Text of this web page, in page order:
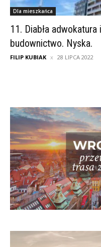
Dla mieszkańca
11. Diabła
budownictwo. Nyska.
FILIP KUBIAK 28 LIPCA 2022